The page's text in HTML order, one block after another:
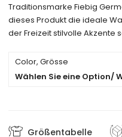
Traditionsmarke Fiebig
dieses Produkt die ideale
der Freizeit stilvolle Akzente
Color, Grösse
Wählen Sie eine Option/
Größentabelle